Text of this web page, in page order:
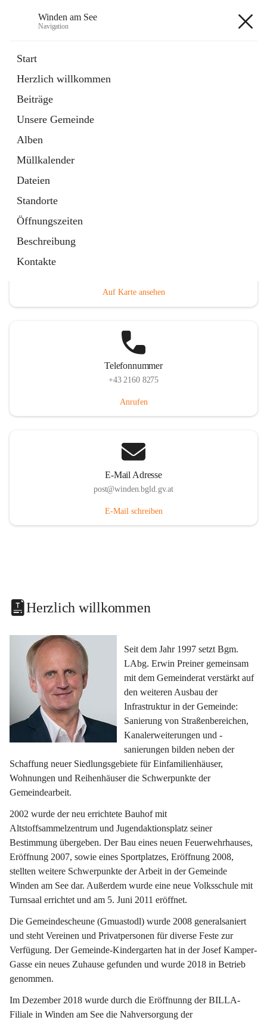
Winden am See
Navigation
Start
Herzlich willkommen
Beiträge
Unsere Gemeinde
Alben
Müllkalender
Dateien
Standorte
Öffnungszeiten
Beschreibung
Kontakte
Externe Webseite
in
Tab
Bebauungsplan
öffnet
in
neuem
Tab
Auf Karte ansehen
Telefonnummer
+43 2160 8275
Anrufen
E-Mail Adresse
post@winden.bgld.gv.at
E-Mail schreiben
Herzlich willkommen
Seit dem Jahr 1997 setzt Bgm.
LAbg. Erwin Preiner gemeinsam
mit dem Gemeinderat verstärkt auf
den weiteren Ausbau der
Infrastruktur in der Gemeinde:
Sanierung von Straßenbereichen,
Kanalerweiterungen und -
sanierungen bilden neben der
Schaffung neuer Siedlungsgebiete für Einfamilienhäuser,
Wohnungen und Reihenhäuser die Schwerpunkte der
Gemeindearbeit.
2002 wurde der neu errichtete Bauhof mit
Altstoffsammelzentrum und Jugendaktionsplatz seiner
Bestimmung übergeben. Der Bau eines neuen Feuerwehrhauses,
Eröffnung 2007, sowie eines Sportplatzes, Eröffnung 2008,
stellten weitere Schwerpunkte der Arbeit in der Gemeinde
Winden am See dar. Außerdem wurde eine neue Volksschule mit
Turnsaal errichtet und am 5. Juni 2011 eröffnet.
Die Gemeindescheune (Gmuastodl) wurde 2008 generalsaniert
und steht Vereinen und Privatpersonen für diverse Feste zur
Verfügung. Der Gemeinde-Kindergarten hat in der Josef Kamper-
Gasse ein neues Zuhause gefunden und wurde 2018 in Betrieb
genommen.
Im Dezember 2018 wurde durch die Eröffnunng der BILLA-
Filiale in Winden am See die Nahversorgung der